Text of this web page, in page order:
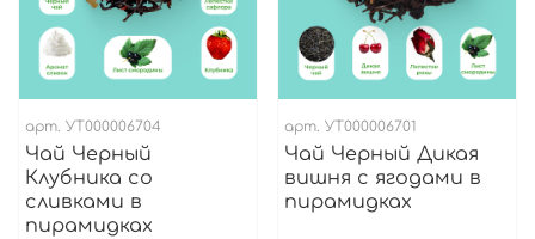
арт. УТ000006704
Чай Черный
Клубника со
сливками в
пирамидках
арт. УТ000006701
Чай Черный Дикая
вишня с ягодами в
пирамидках